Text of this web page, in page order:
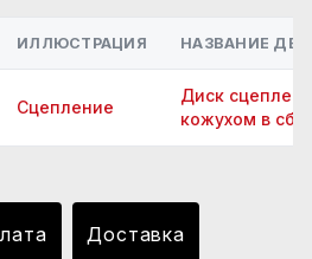
ИЛЛЮСТРАЦИЯ НАЗВАНИЕ
Сцепление
Диск
кожухом в
Доставка